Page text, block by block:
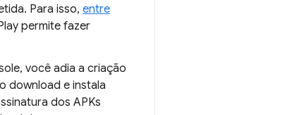
Para isso, entre
permite fazer
você adia a criação
download e instala
dos APKs